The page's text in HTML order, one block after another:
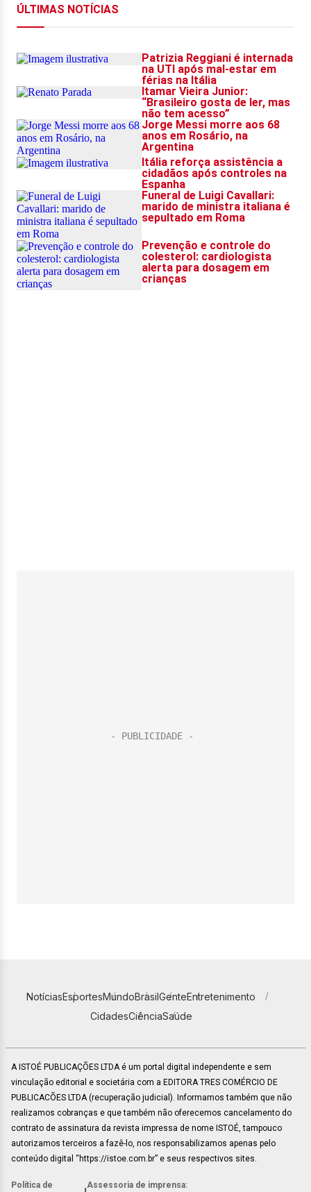
NotíciasEsportesMundoBrasilGenteEntretenimento
CidadesCiênciaSaúde
A ISTOÉ PUBLICAÇÕES LTDA é um portal digital independente e sem
vinculação editorial e societária com a EDITORA TRES COMÉRCIO DE
PUBLICACÕES LTDA (recuperação judicial). Informamos também que não
realizamos cobranças e que também não oferecemos cancelamento do
contrato de assinatura da revista impressa de nome ISTOÉ, tampouco
autorizamos terceiros a fazê-lo, nos responsabilizamos apenas pelo
conteúdo digital “https://istoe.com.br” e seus respectivos sites.
Política de Assessoria de imprensa: